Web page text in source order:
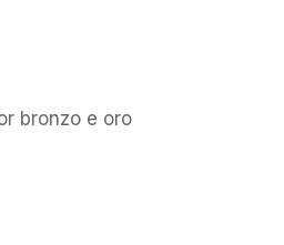
bronzo e oro